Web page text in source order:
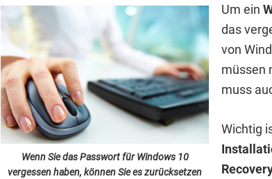
Wenn Sie das Passwort für Windows 10
vergessen haben, können Sie es zurücksetzen
Um ein
das
von
müssen
muss
Wichtig